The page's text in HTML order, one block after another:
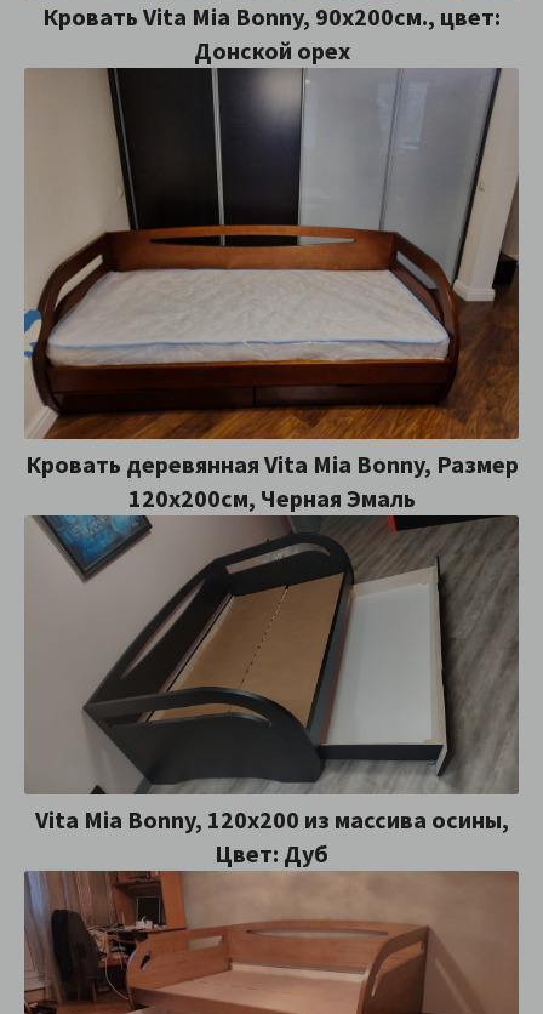
Кровать Vita Mia Bonny, 90x200см., цвет:
Донской орех
Кровать деревянная Vita Mia Bonny, Размер
120х200см, Черная Эмаль
Vita Mia Bonny, 120х200 из массива осины,
Цвет: Дуб